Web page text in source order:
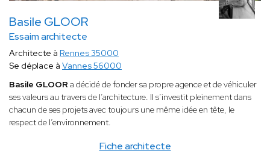
Basile GLOOR
Essaim architecte
Fiche architecte
Architecte à Rennes 35000
Se déplace à Vannes 56000
Basile GLOOR a décidé de fonder sa propre agence et de véhiculer
ses valeurs au travers de l’architecture. Il s’investit pleinement dans
chacun de ses projets avec toujours une même idée en tête, le
respect de l’environnement.